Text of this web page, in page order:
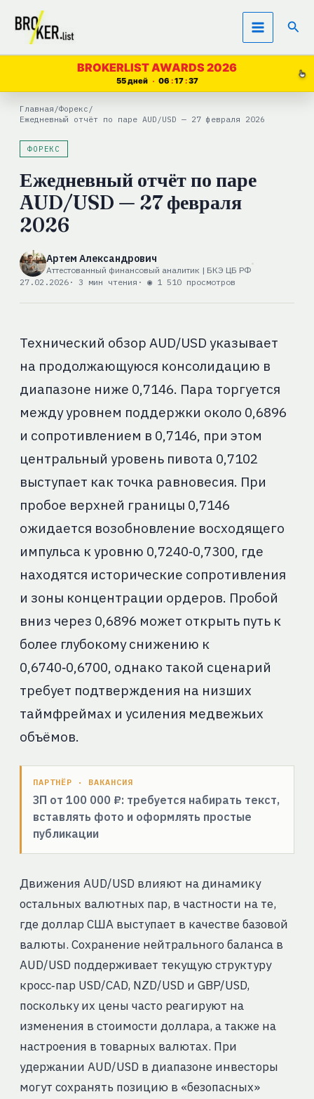
Перейти
содержимому
BROKERLIST AWARDS 2026
55 дней 06 17 36
Главная /Форекс /
Ежедневный отчёт по паре AUD/USD — 27 февраля 2026
ФОРЕКС
Ежедневный отчёт по паре
AUD/USD — 27 февраля
2026
Артем Александрович
Аттестованный финансовый аналитик | БКЭ ЦБ РФ
27.02.2026· 3 мин чтения · ◉ 1 510 просмотров
Технический обзор AUD/USD указывает
на продолжающуюся консолидацию в
диапазоне ниже 0,7146. Пара торгуется
между уровнем поддержки около 0,6896
и сопротивлением в 0,7146, при этом
центральный уровень пивота 0,7102
выступает как точка равновесия. При
пробое верхней границы 0,7146
ожидается возобновление восходящего
импульса к уровню 0,7240‑0,7300, где
находятся исторические сопротивления
и зоны концентрации ордеров. Пробой
вниз через 0,6896 может открыть путь к
более глубокому снижению к
0,6740‑0,6700, однако такой сценарий
требует подтверждения на низших
таймфреймах и усиления медвежьих
объёмов.
ПАРТНЁР · ВАКАНСИЯ
ЗП от 100 000 ₽: требуется набирать текст,
вставлять фото и оформлять простые
публикации
Движения AUD/USD влияют на динамику
остальных валютных пар, в частности на те,
где доллар США выступает в качестве базовой
валюты. Сохранение нейтрального баланса в
AUD/USD поддерживает текущую структуру
кросс‑пар USD/CAD, NZD/USD и GBP/USD,
поскольку их цены часто реагируют на
изменения в стоимости доллара, а также на
настроения в товарных валютах. При
удержании AUD/USD в диапазоне инвесторы
могут сохранять позицию в «безопасных»